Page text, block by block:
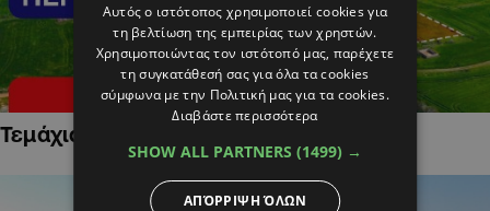
Τεμάχια Γης σε Οικιστικές Περιοχές
Αυτός ο ιστότοπος χρησιμοποιεί cookies για
τη βελτίωση της εμπειρίας των χρηστών.
Χρησιμοποιώντας τον ιστότοπό μας, παρέχετε
τη συγκατάθεσή σας για όλα τα cookies
σύμφωνα με την Πολιτική μας για τα cookies.
Διαβάστε περισσότερα
SHOW ALL PARTNERS (1499) →
ΑΠΌΡΡΙΨΗ ΌΛΩΝ